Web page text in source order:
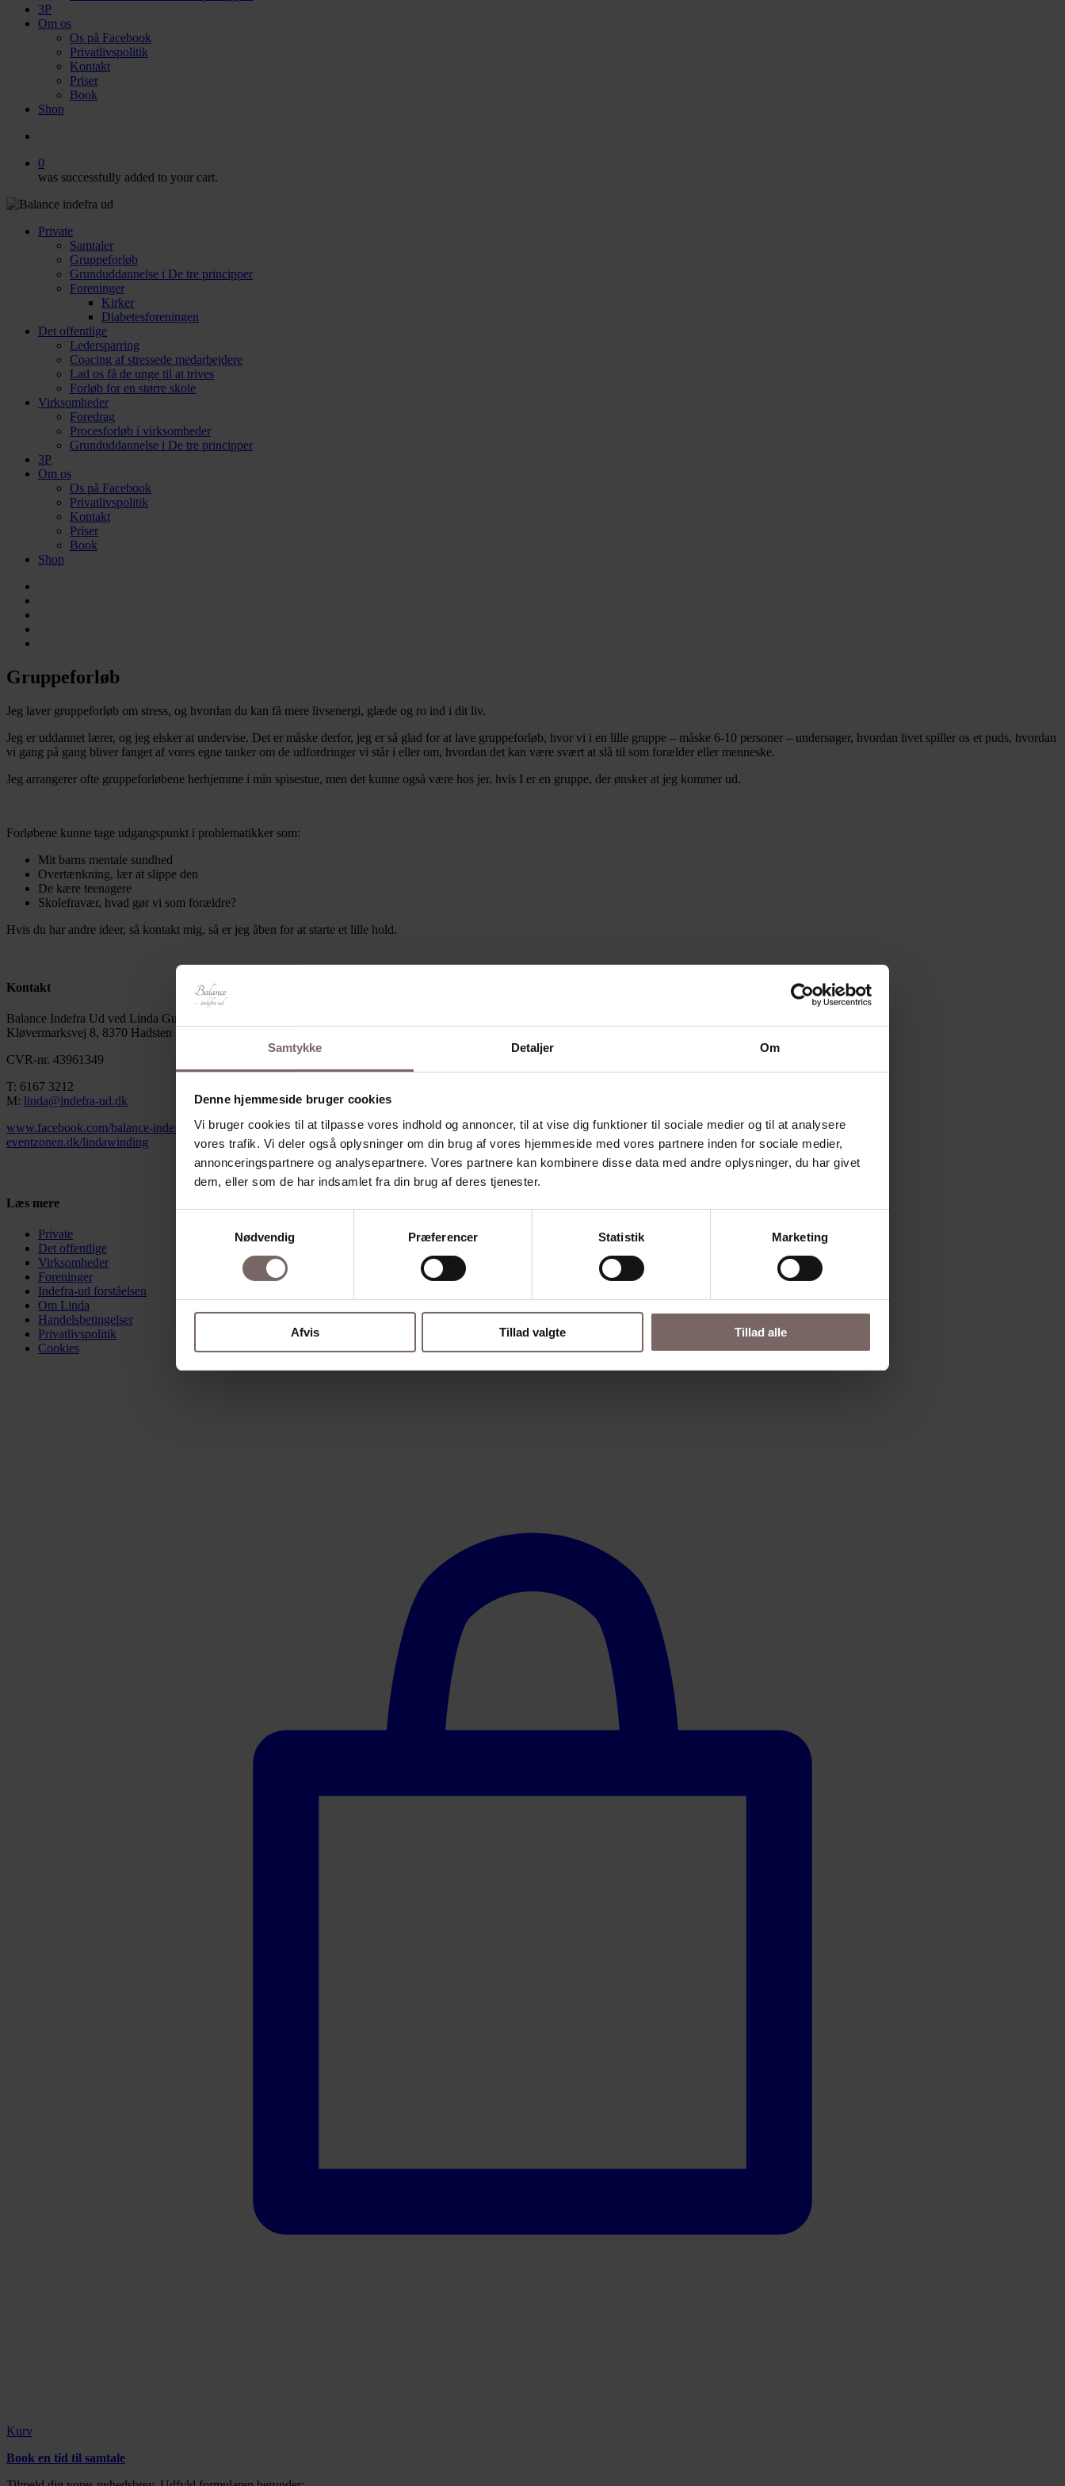
Samtykke Detaljer Om
Denne hjemmeside bruger cookies
Vi bruger cookies til at tilpasse vores indhold og annoncer, til at vise dig funktioner til sociale medier og til at analysere
vores trafik. Vi deler også oplysninger om din brug af vores hjemmeside med vores partnere inden for sociale medier,
annonceringspartnere og analysepartnere. Vores partnere kan kombinere disse data med andre oplysninger, du har givet
dem, eller som de har indsamlet fra din brug af deres tjenester.
Nødvendig
Præferencer Statistik Marketing
Afvis Tillad valgte Tillad alle
3P
Om os
Os på Facebook
Privatlivspolitik
Kontakt
Priser
Book
Shop
0
was successfully added to your cart.
Private
Samtaler
Gruppeforløb
Grunduddannelse i De tre principper
Foreninger
Kirker
Diabetesforeningen
Det offentlige
Ledersparring
Coacing af stressede medarbejdere
Lad os få de unge til at trives
Forløb for en større skole
Virksomheder
Foredrag
Procesforløb i virksomheder
Grunduddannelse i De tre principper
3P
Om os
Os på Facebook
Privatlivspolitik
Kontakt
Priser
Book
Shop
Gruppeforløb
Jeg laver gruppeforløb om stress, og hvordan du kan få mere livsenergi, glæde og ro ind i dit liv.
Jeg er uddannet lærer, og jeg elsker at undervise. Det er måske derfor, jeg er så glad for at lave gruppeforløb, hvor vi i en lille gruppe – måske 6-10 personer – undersøger, hvordan livet spiller os et puds, hvordan
vi gang på gang bliver fanget af vores egne tanker om de udfordringer vi står i eller om, hvordan det kan være svært at slå til som forælder eller menneske.
Jeg arrangerer ofte gruppeforløbene herhjemme i min spisestue, men det kunne også være hos jer, hvis I er en gruppe, der ønsker at jeg kommer ud.
Forløbene kunne tage udgangspunkt i problematikker som:
Mit barns mentale sundhed
Overtænkning, lær at slippe den
De kære teenagere
Skolefravær, hvad gør vi som forældre?
Hvis du har andre ideer, så kontakt mig, så er jeg åben for at starte et lille hold.
Kontakt
Balance Indefra Ud ved Linda Guldberg Winding
Kløvermarksvej 8, 8370 Hadsten
CVR-nr. 43961349
T: 6167 3212
M: linda@indefra-ud.dk
www.facebook.com/balance-indefra-ud
eventzonen.dk/lindawinding
Læs mere
Private
Det offentlige
Virksomheder
Foreninger
Indefra-ud forståelsen
Om Linda
Handelsbetingelser
Privatlivspolitik
Cookies
Kurv
Book en tid til samtale